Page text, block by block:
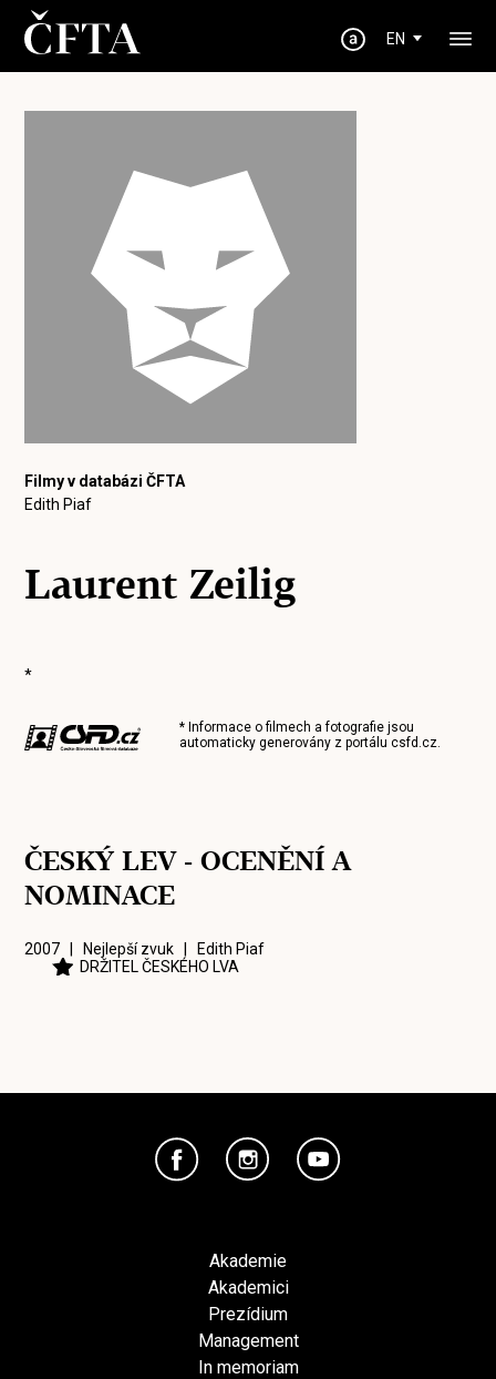
EN
Filmy v databázi ČFTA
Edith Piaf
Laurent Zeilig
*
* Informace o filmech a fotografie jsou
automaticky generovány z portálucsfd.cz.
ČESKÝ LEV - OCENĚNÍ A
NOMINACE
2007 | Nejlepší zvuk | Edith Piaf
DRŽITEL ČESKÉHO LVA
Akademie
Akademici
Prezídium
Management
In memoriam